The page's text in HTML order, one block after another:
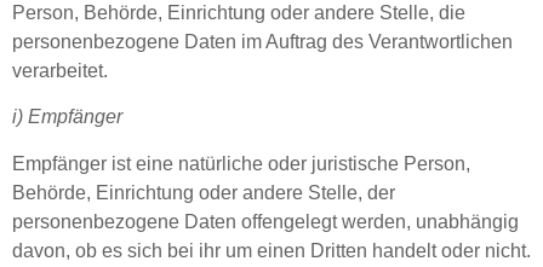
Person, Behörde, Einrichtung oder andere Stelle, die
personenbezogene Daten im Auftrag des Verantwortlichen
verarbeitet.
i) Empfänger
Empfänger ist eine natürliche oder juristische Person,
Behörde, Einrichtung oder andere Stelle, der
personenbezogene Daten offengelegt werden, unabhängig
davon, ob es sich bei ihr um einen Dritten handelt oder nicht.